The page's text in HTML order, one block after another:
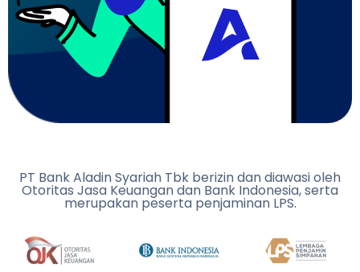
PT Bank Aladin Syariah Tbk berizin dan diawasi oleh
Otoritas Jasa Keuangan dan Bank Indonesia, serta
merupakan peserta penjaminan LPS.